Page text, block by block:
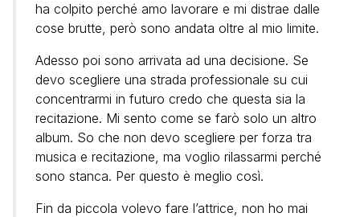
ha colpito perché amo lavorare e mi distrae dalle
cose brutte, però sono andata oltre al mio limite.
Adesso poi sono arrivata ad una decisione. Se
devo scegliere una strada professionale su cui
concentrarmi in futuro credo che questa sia la
recitazione. Mi sento come se farò solo un altro
album. So che non devo scegliere per forza tra
musica e recitazione, ma voglio rilassarmi perché
sono stanca. Per questo è meglio così.
Fin da piccola volevo fare l’attrice, non ho mai